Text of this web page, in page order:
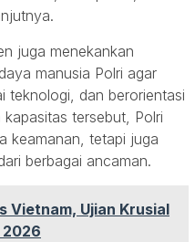
juga menekankan
manusia Polri agar
teknologi, dan berorientasi
tersebut, Polri
keamanan, tetapi juga
berbagai ancaman.
Vietnam, Ujian Krusial
2026